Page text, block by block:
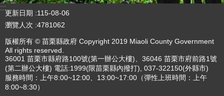
:::
更新日期
115-08-06
瀏覽人次 4781062
版權所有 © 苗栗縣政府 Copyright 2019 Miaoli County Government
All rights reserved.
36001 苗栗市縣府路100號(第一辦公大樓)、36046 苗栗市府前路1號
(第二辦公大樓) 電話:1999(限苗栗縣內撥打), 037-322150(外縣市)
服務時間：上午8:00~12:00、13:00~17:00（彈性上班時間：上午
8:00~8:30）